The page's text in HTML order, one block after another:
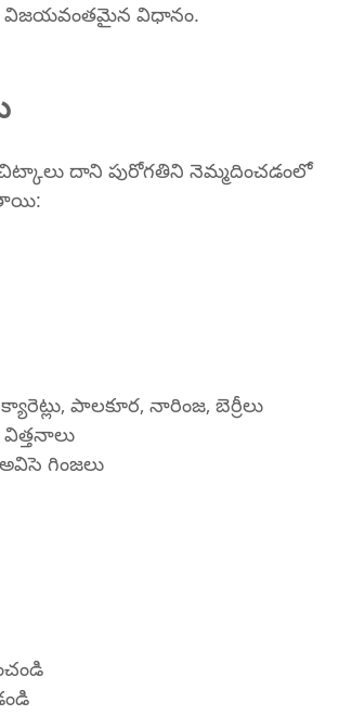
విజయవంతమైన విధానం.
చిట్కాలు దాని పురోగతిని నెమ్మదించడంలో
పాలకూర, నారింజ, బెర్రీలు
సాల్మన్ చేపలు, వాల్‌నట్స్, అవిసె గింజలు
ధరించండి